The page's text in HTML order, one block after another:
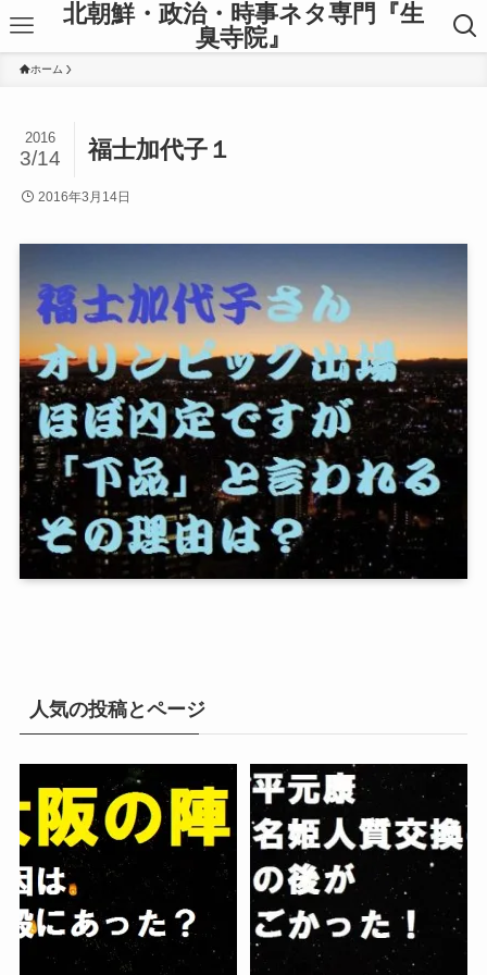
北朝鮮・政治・時事ネタ専門『生
臭寺院』
ホーム
福士加代子１
2016
3/14
2016年3月14日
人気の投稿とページ